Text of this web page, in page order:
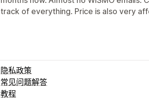
track of everything. Price is also very
隐私政策
常见问题解答
教程